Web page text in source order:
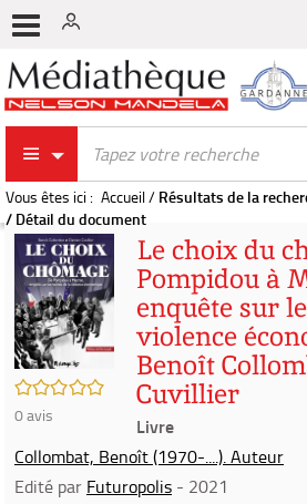
Vous êtes ici : Accueil/ Résultats de la
/ Détail du document
/5
0avis
Le choix du
Pompidou à
enquête sur
violence
Benoît
Cuvillier
Livre
Collombat, Benoît (1970-....). Auteur
Edité par Futuropolis - 2021